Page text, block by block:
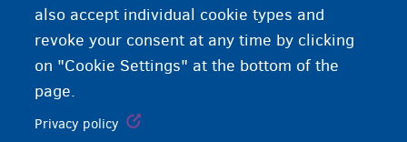
also accept individual cookie types and
revoke your consent at any time by clicking
on "Cookie Settings" at the bottom of the
page.
Privacy policy